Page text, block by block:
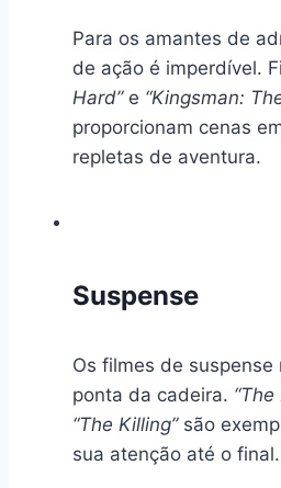
Para os amantes de
de ação é imperdível.
Hard”e “Kingsman:
proporcionam cenas
repletas de aventura.
Suspense
Os filmes de suspense
ponta da cadeira.
“The Killing”são
sua atenção até o final.